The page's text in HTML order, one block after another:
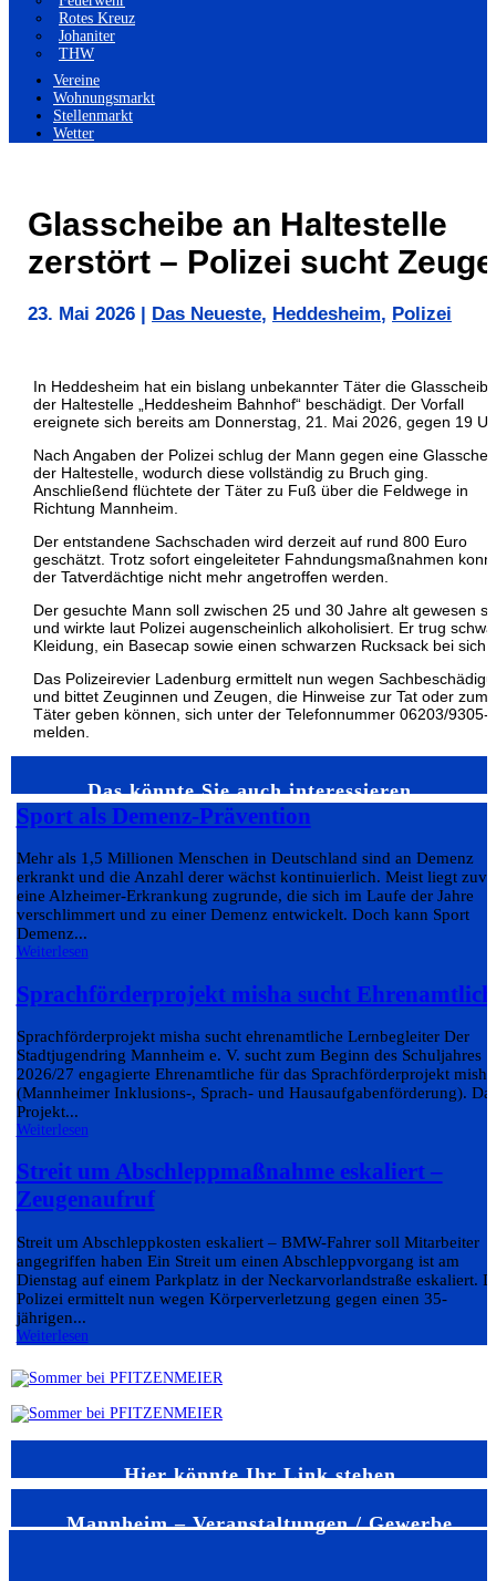
Rotes Kreuz
Johaniter
THW
Vereine
Wohnungsmarkt
Stellenmarkt
Wetter
Glasscheibe an Haltestelle
zerstört – Polizei sucht
23. Mai 2026 Das Neueste, Heddesheim, Polizei
In Heddesheim hat ein bislang unbekannter Täter die Glasscheibe
der Haltestelle „Heddesheim Bahnhof“ beschädigt. Der Vorfall
ereignete sich bereits am Donnerstag, 21. Mai 2026, gegen 19
Nach Angaben der Polizei schlug der Mann gegen eine
der Haltestelle, wodurch diese vollständig zu Bruch ging.
Anschließend flüchtete der Täter zu Fuß über die Feldwege in
Richtung Mannheim.
Der entstandene Sachschaden wird derzeit auf rund 800 Euro
geschätzt. Trotz sofort eingeleiteter Fahndungsmaßnahmen
der Tatverdächtige nicht mehr angetroffen werden.
Der gesuchte Mann soll zwischen 25 und 30 Jahre alt gewesen
und wirkte laut Polizei augenscheinlich alkoholisiert. Er trug
Kleidung, ein Basecap sowie einen schwarzen Rucksack bei sich.
Das Polizeirevier Ladenburg ermittelt nun wegen
und bittet Zeuginnen und Zeugen, die Hinweise zur Tat oder zum
Täter geben können, sich unter der Telefonnummer 06203/9305-
melden.
Das könnte Sie auch interessieren…
Sport als Demenz-Prävention
Mehr als 1,5 Millionen Menschen in Deutschland sind an Demenz
erkrankt und die Anzahl derer wächst kontinuierlich. Meist liegt
eine Alzheimer-Erkrankung zugrunde, die sich im Laufe der Jahre
verschlimmert und zu einer Demenz entwickelt. Doch kann Sport
Demenz...
Weiterlesen
Sprachförderprojekt misha sucht
Sprachförderprojekt misha sucht ehrenamtliche Lernbegleiter Der
Stadtjugendring Mannheim e. V. sucht zum Beginn des Schuljahres
2026/27 engagierte Ehrenamtliche für das Sprachförderprojekt misha
(Mannheimer Inklusions-, Sprach- und Hausaufgabenförderung).
Projekt...
Weiterlesen
Streit um Abschleppmaßnahme eskaliert –
Zeugenaufruf
Streit um Abschleppkosten eskaliert – BMW-Fahrer soll Mitarbeiter
angegriffen haben Ein Streit um einen Abschleppvorgang ist am
Dienstag auf einem Parkplatz in der Neckarvorlandstraße eskaliert.
Polizei ermittelt nun wegen Körperverletzung gegen einen 35-
jährigen...
Weiterlesen
Hier könnte Ihr Link stehen
Mannheim – Veranstaltungen / Gewerbe